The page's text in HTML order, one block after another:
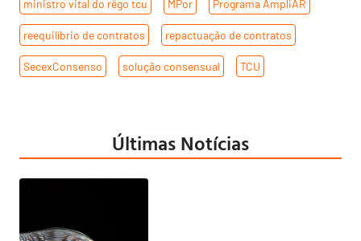
ministro vital do rêgo tcu MPor Programa AmpliAR
reequilíbrio de contratos repactuação de contratos
SecexConsenso solução consensual TCU
Últimas Notícias